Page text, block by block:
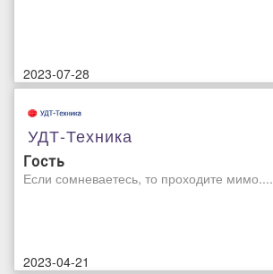
2023-07-28
УДТ-Техника
Гость
Если сомневаетесь, то проходите мимо....
2023-04-21